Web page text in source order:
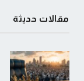
مقالات حديثة